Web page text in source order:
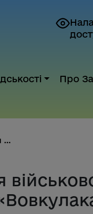
Про
На Закарпатті відбувся військо...